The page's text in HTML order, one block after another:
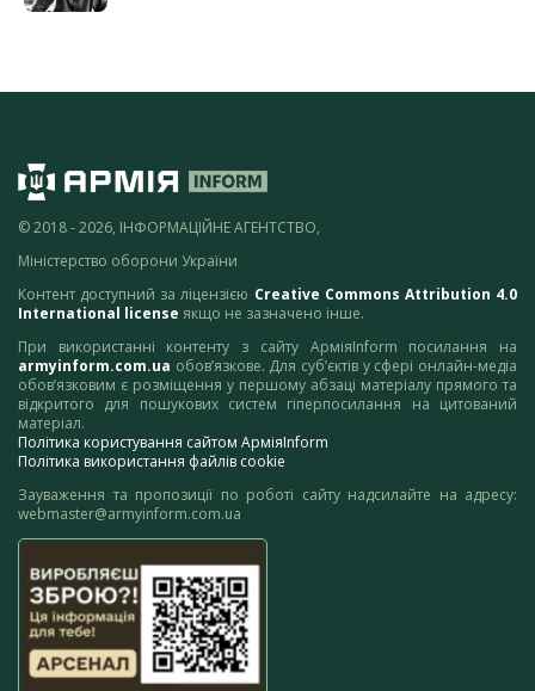
© 2018 - 2026, ІНФОРМАЦІЙНЕ АГЕНТСТВО,
Міністерство оборони України
Контент доступний за ліцензією Creative Commons Attribution 4.0
International license якщо не зазначено інше.
При використанні контенту з сайту АрміяInform посилання на
armyinform.com.ua обов’язкове. Для суб’єктів у сфері онлайн-медіа
обов’язковим є розміщення у першому абзаці матеріалу прямого та
відкритого для пошукових систем гіперпосилання на цитований
матеріал.
Політика користування сайтом АрміяInform
Політика використання файлів cookie
Зауваження та пропозиції по роботі сайту надсилайте на адресу:
webmaster@armyinform.com.ua